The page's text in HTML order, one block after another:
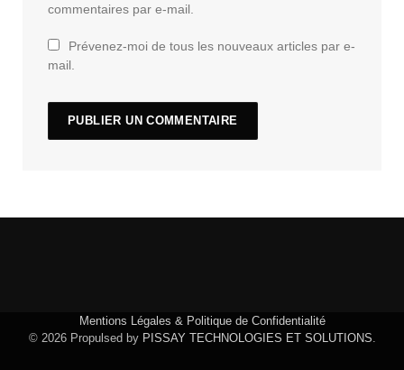
commentaires par e-mail.
Prévenez-moi de tous les nouveaux articles par e-
mail.
Mentions Légales & Politique de Confidentialité
© 2026 Propulsed by PISSAY TECHNOLOGIES ET SOLUTIONS